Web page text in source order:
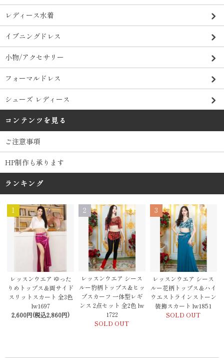
レディース水着
イブニングドレス
小物/アクセサリー
フォーマルドレス
シューズ レディース
コンテンツを見る
ご注意事項
HP制作も承ります
ランキング
1
レッスンウエア ゆった
りめトップス＆両サイド
スリットスカート 全3色
lw1697
2,600円(税込2,860円)
2
レッスンウエア シース
ルー豹柄トップス＆ヒッ
プスカーフ 一体型レギ
ンス 2点セット 全2色 lw
1722
SOLD OUT
3
レッスンウエア シース
ルー花柄トップス＆ハイ
ウエストラインストーン
装飾スカート lw1851
SOLD OUT